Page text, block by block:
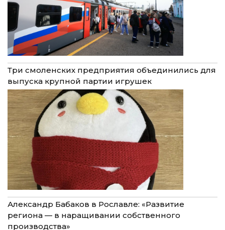
Три смоленских предприятия объединились для
выпуска крупной партии игрушек
Александр Бабаков в Рославле: «Развитие
региона — в наращивании собственного
производства»